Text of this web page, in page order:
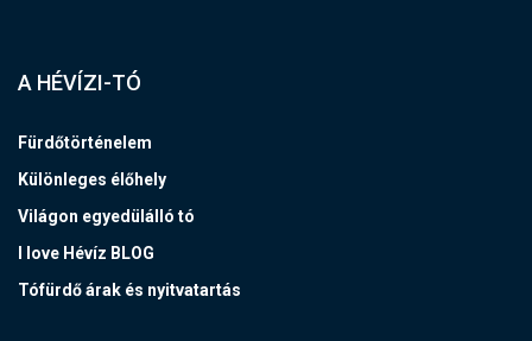
A HÉVÍZI-TÓ
Fürdőtörténelem
Különleges élőhely
Világon egyedülálló tó
I love Hévíz BLOG
Tófürdő árak és nyitvatartás